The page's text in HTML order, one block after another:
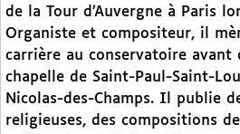
de la Tour d’Auvergne à Paris
Organiste et compositeur, il
carrière au conservatoire avant
chapelle de Saint-Paul-Saint-
Nicolas-des-Champs. Il publie
religieuses, des compositions